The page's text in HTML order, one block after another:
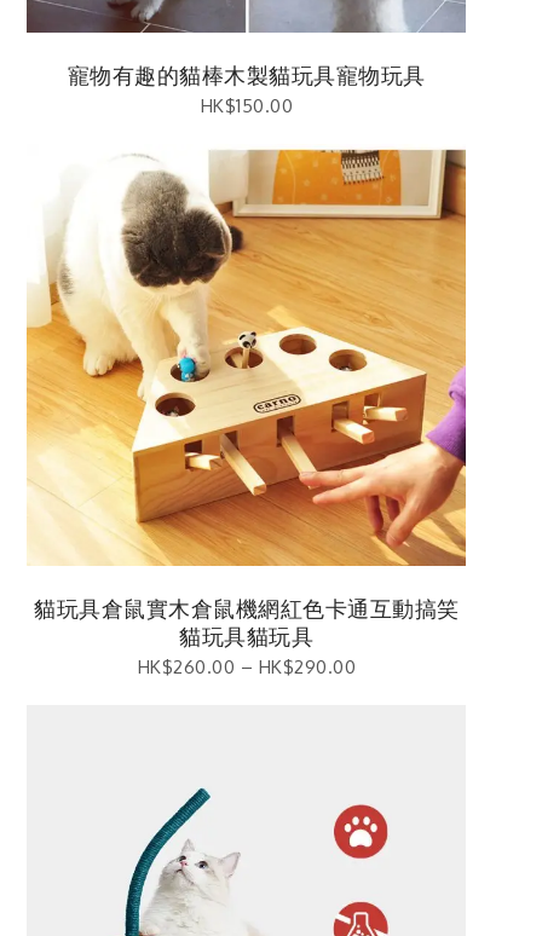
寵物有趣的貓棒木製貓玩具寵物玩具
HK$150.00
貓玩具倉鼠實木倉鼠機網紅色卡通互動搞笑
貓玩具貓玩具
HK$260.00 – HK$290.00